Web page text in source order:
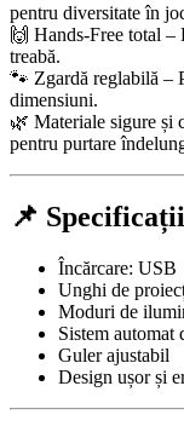
pentru diversitate în
🙌 Hands-Free total –
treabă.
🐾 Zgardă reglabilă –
dimensiuni.
🌿 Materiale sigure și
pentru purtare
📌 Specificații
Încărcare: USB
Unghi de
Moduri de
Sistem automat
Guler ajustabil
Design ușor și